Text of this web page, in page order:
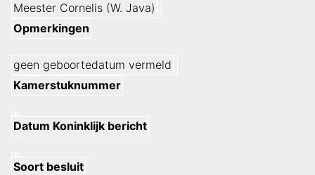
Meester Cornelis (W. Java)
Opmerkingen
geen geboortedatum vermeld
Kamerstuknummer
Datum Koninklijk bericht
Soort besluit